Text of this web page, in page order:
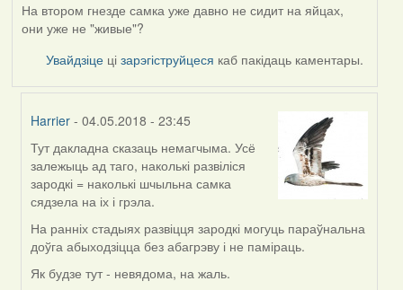
На втором гнезде самка уже давно не сидит на яйцах,
они уже не "живые"?
Увайдзіце цізарэгіструйцеся каб пакідаць каментары.
Harrier - 04.05.2018 - 23:45
In
reply
to
by
Дарья
Тут дакладна сказаць немагчыма. Усё
залежыць ад таго, наколькі развіліся
зародкі = наколькі шчыльна самка
сядзела на іх і грэла.
На ранніх стадыях развіцця зародкі могуць параўнальна
доўга абыходзіцца без абагрэву і не паміраць.
Як будзе тут - невядома, на жаль.